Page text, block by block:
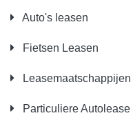
Auto's leasen
Fietsen Leasen
Leasemaatschappijen
Particuliere Autolease